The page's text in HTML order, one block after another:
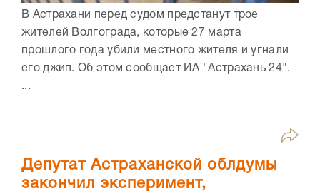
В Астрахани перед судом предстанут трое
жителей Волгограда, которые 27 марта
прошлого года убили местного жителя и угнали
его джип. Об этом сообщает ИА "Астрахань 24".
...
Депутат Астраханской облдумы
закончил эксперимент,